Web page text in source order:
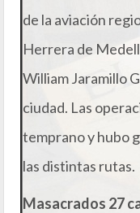
de la aviación
Herrera de
William Jaramillo
ciudad. Las
temprano y hubo
las distintas rutas.
Masacrados 27